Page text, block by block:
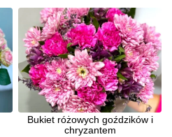
Bukiet różowych goździków i
chryzantem